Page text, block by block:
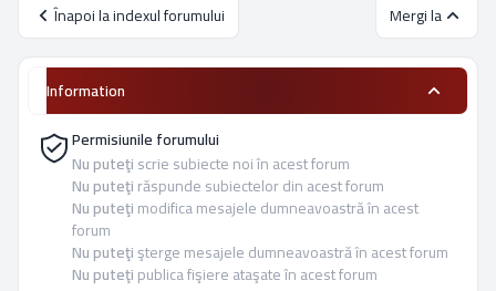
Înapoi la indexul forumului Mergi la
Information
Permisiunile forumului
Nu puteţiscrie subiecte noi în acest forum
Nu puteţirăspunde subiectelor din acest forum
Nu puteţimodifica mesajele dumneavoastră în acest
forum
Nu puteţişterge mesajele dumneavoastră în acest forum
Nu puteţipublica fişiere ataşate în acest forum